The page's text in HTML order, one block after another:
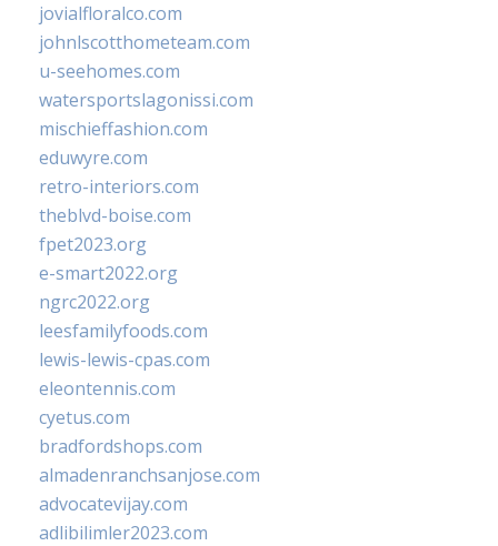
jovialfloralco.com
johnlscotthometeam.com
u-seehomes.com
watersportslagonissi.com
mischieffashion.com
eduwyre.com
retro-interiors.com
theblvd-boise.com
fpet2023.org
e-smart2022.org
ngrc2022.org
leesfamilyfoods.com
lewis-lewis-cpas.com
eleontennis.com
cyetus.com
bradfordshops.com
almadenranchsanjose.com
advocatevijay.com
adlibilimler2023.com